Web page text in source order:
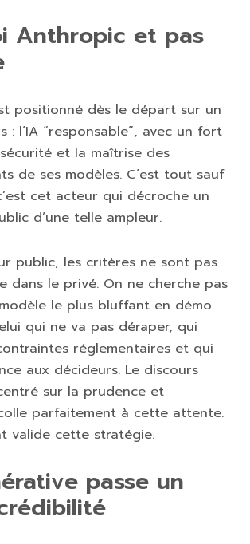
Anthropic et pas
positionné dès le départ sur un
: l’IA “responsable”, avec un fort
et la maîtrise des
de ses modèles. C’est tout sauf
cet acteur qui décroche un
d’une telle ampleur.
public, les critères ne sont pas
dans le privé. On ne cherche pas
le plus bluffant en démo.
qui ne va pas déraper, qui
réglementaires et qui
aux décideurs. Le discours
sur la prudence et
parfaitement à cette attente.
valide cette stratégie.
passe un